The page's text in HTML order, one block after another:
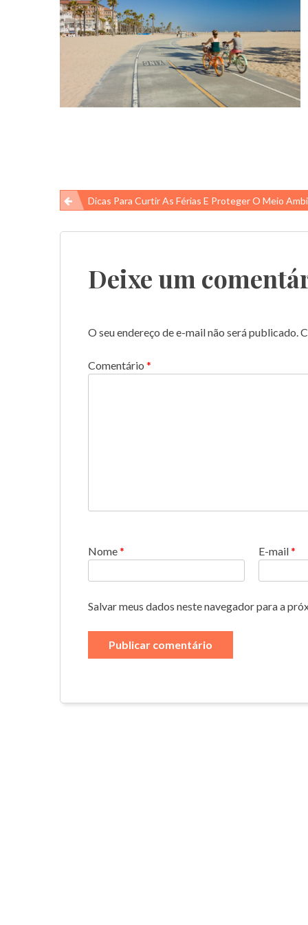
Navegação
de
Dicas Para Curtir As Férias E Proteger O Meio
Deixe um
O seu endereço de e-mail não será publicado.
Comentário *
Nome* E-mail*
Salvar meus dados neste navegador para a